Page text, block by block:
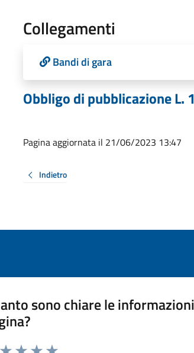
Collegamenti
Bandi di gara
Obbligo di pubblicazione L.
Pagina aggiornata il 21/06/2023 13:47
Indietro
sono chiare le
da 1 a 5 stelle la pagina